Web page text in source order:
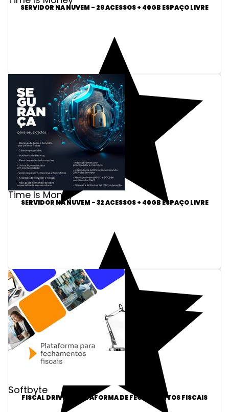
SERVIDOR NA NUVEM - 29 ACESSOS + 40GB ESPAÇO LIVRE
Time Is Money
SERVIDOR NA NUVEM - 32 ACESSOS + 40GB ESPAÇO LIVRE
Softbyte
FISCAL DRIVE - PLATAFORMA DE FECHAMENTOS FISCAIS